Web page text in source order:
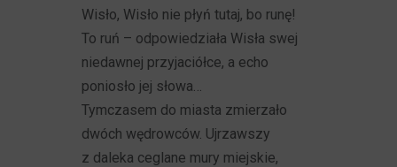
Wisło, Wisło nie płyń tutaj, bo runę!
To ruń – odpowiedziała Wisła swej
niedawnej przyjaciółce, a echo
poniosło jej słowa…
Tymczasem do miasta zmierzało
dwóch wędrowców. Ujrzawszy
z daleka ceglane mury miejskie,